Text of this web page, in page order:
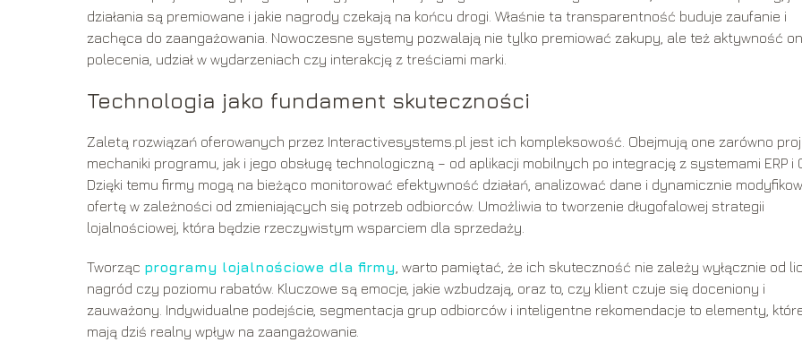
działania są premiowane i jakie nagrody czekają na końcu drogi. Właśnie ta transparentność buduje zaufanie i
zachęca do zaangażowania. Nowoczesne systemy pozwalają nie tylko premiować zakupy, ale też aktywność
polecenia, udział w wydarzeniach czy interakcję z treściami marki.
Technologia jako fundament skuteczności
Zaletą rozwiązań oferowanych przez Interactivesystems.pl jest ich kompleksowość. Obejmują one zarówno
mechaniki programu, jak i jego obsługę technologiczną – od aplikacji mobilnych po integrację z systemami ERP i
Dzięki temu firmy mogą na bieżąco monitorować efektywność działań, analizować dane i dynamicznie
ofertę w zależności od zmieniających się potrzeb odbiorców. Umożliwia to tworzenie długofalowej strategii
lojalnościowej, która będzie rzeczywistym wsparciem dla sprzedaży.
Tworząc programy lojalnościowe dla firmy , warto pamiętać, że ich skuteczność nie zależy wyłącznie od
nagród czy poziomu rabatów. Kluczowe są emocje, jakie wzbudzają, oraz to, czy klient czuje się doceniony i
zauważony. Indywidualne podejście, segmentacja grup odbiorców i inteligentne rekomendacje to elementy,
mają dziś realny wpływ na zaangażowanie.